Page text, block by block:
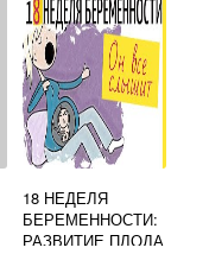
18 НЕДЕЛЯ
БЕРЕМЕННОСТИ:
РАЗВИТИЕ ПЛОДА